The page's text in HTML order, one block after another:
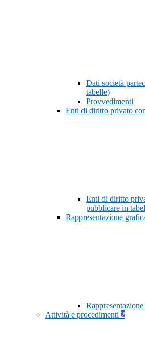
Dati società
tabelle)
Provvedimenti
Enti di diritto privato
Enti di diritto
pubblicare in
Rappresentazione
Attività e procedimenti 2